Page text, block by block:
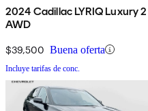
2024 Cadillac LYRIQ Luxury 2
AWD
$39,500 Buena oferta
Incluye tarifas de conc.